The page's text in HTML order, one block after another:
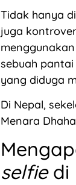
Tidak hanya
juga
sebuah
yang diduga
Di Nepal,
Menara
selfiedi